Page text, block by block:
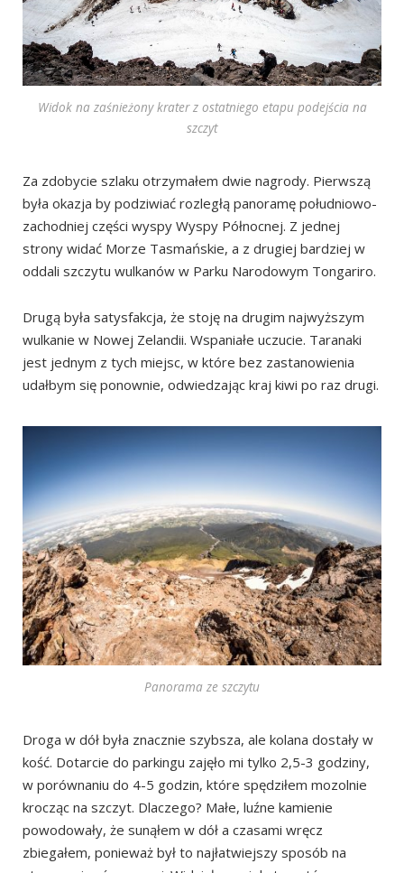
Widok na zaśnieżony krater z ostatniego etapu podejścia na
szczyt
Za zdobycie szlaku otrzymałem dwie nagrody. Pierwszą
była okazja by podziwiać rozległą panoramę południowo-
zachodniej części wyspy Wyspy Północnej. Z jednej
strony widać Morze Tasmańskie, a z drugiej bardziej w
oddali szczytu wulkanów w Parku Narodowym Tongariro.
Drugą była satysfakcja, że stoję na drugim najwyższym
wulkanie w Nowej Zelandii. Wspaniałe uczucie. Taranaki
jest jednym z tych miejsc, w które bez zastanowienia
udałbym się ponownie, odwiedzając kraj kiwi po raz drugi.
Panorama ze szczytu
Droga w dół była znacznie szybsza, ale kolana dostały w
kość. Dotarcie do parkingu zajęło mi tylko 2,5-3 godziny,
w porównaniu do 4-5 godzin, które spędziłem mozolnie
krocząc na szczyt. Dlaczego? Małe, luźne kamienie
powodowały, że sunąłem w dół a czasami wręcz
zbiegałem, ponieważ był to najłatwiejszy sposób na